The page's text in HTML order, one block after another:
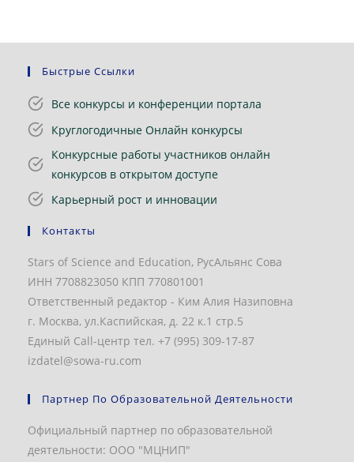
Быстрые Ссылки
Все конкурсы и конференции портала
Круглогодичные Онлайн конкурсы
Конкурсные работы участников онлайн
конкурсов в открытом доступе
Карьерный рост и инновации
Контакты
Stars of Science and Education, РусАльянс Сова
ИНН 7708823050 КПП 770801001
Ответственный редактор - Ким Алия Назиповна
г. Москва, ул.Каспийская, д. 22 к.1 стр.5
Единый Call-центр тел. +7 (995) 309-17-87
izdatel@sowa-ru.com
Партнер По Образовательной Деятельности
Официальный партнер по образовательной
деятельности: ООО "МЦНИП"